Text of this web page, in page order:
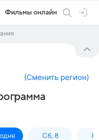
Фильмы онлайн
(Сменить регион)
Сб, 8